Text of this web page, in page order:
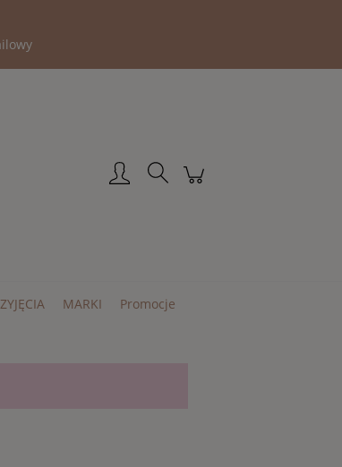
MARKI Promocje